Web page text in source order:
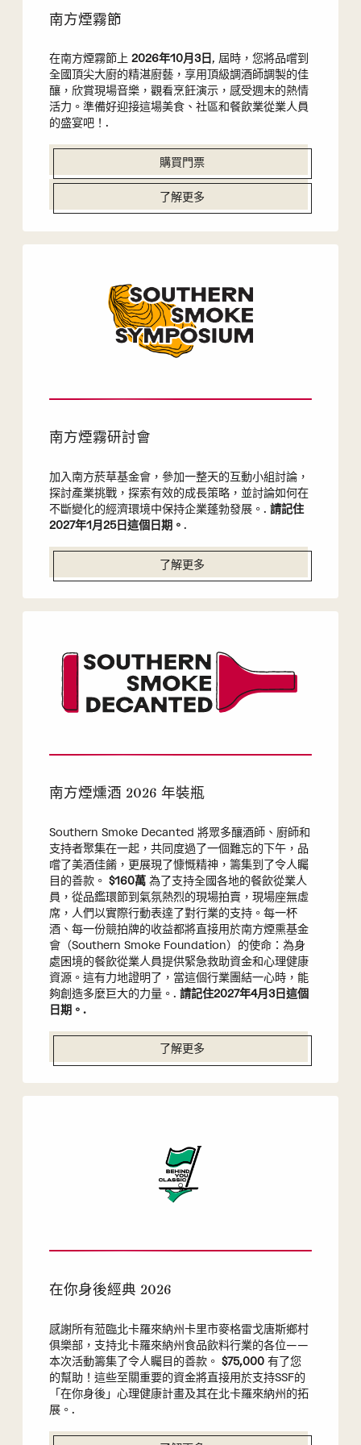
南方煙霧節
在南方煙霧節上 2026年10月3日 , 屆時，您將品嚐到
全國頂尖大廚的精湛廚藝，享用頂級調酒師調製的佳
釀，欣賞現場音樂，觀看烹飪演示，感受週末的熱情
活力。準備好迎接這場美食、社區和餐飲業從業人員
的盛宴吧！.
購買門票
了解更多
南方煙霧研討會
加入南方菸草基金會，參加一整天的互動小組討論，
探討產業挑戰，探索有效的成長策略，並討論如何在
不斷變化的經濟環境中保持企業蓬勃發展。. 請記住
2027年1月25日這個日期。 .
了解更多
南方煙燻酒 2026 年裝瓶
Southern Smoke Decanted 將眾多釀酒師、廚師和
支持者聚集在一起，共同度過了一個難忘的下午，品
嚐了美酒佳餚，更展現了慷慨精神，籌集到了令人矚
目的善款。 $160萬為了支持全國各地的餐飲從業人
員，從品鑑環節到氣氛熱烈的現場拍賣，現場座無虛
席，人們以實際行動表達了對行業的支持。每一杯
酒、每一份競拍牌的收益都將直接用於南方煙熏基金
會（Southern Smoke Foundation）的使命：為身
處困境的餐飲從業人員提供緊急救助資金和心理健康
資源。這有力地證明了，當這個行業團結一心時，能
夠創造多麼巨大的力量。. 請記住2027年4月3日這個
日期。.
了解更多
在你身後經典 2026
感謝所有蒞臨北卡羅來納州卡里市麥格雷戈唐斯鄉村
俱樂部，支持北卡羅來納州食品飲料行業的各位——
本次活動籌集了令人矚目的善款。 $75,000 有了您
的幫助！這些至關重要的資金將直接用於支持SSF的
「在你身後」心理健康計畫及其在北卡羅來納州的拓
展。.